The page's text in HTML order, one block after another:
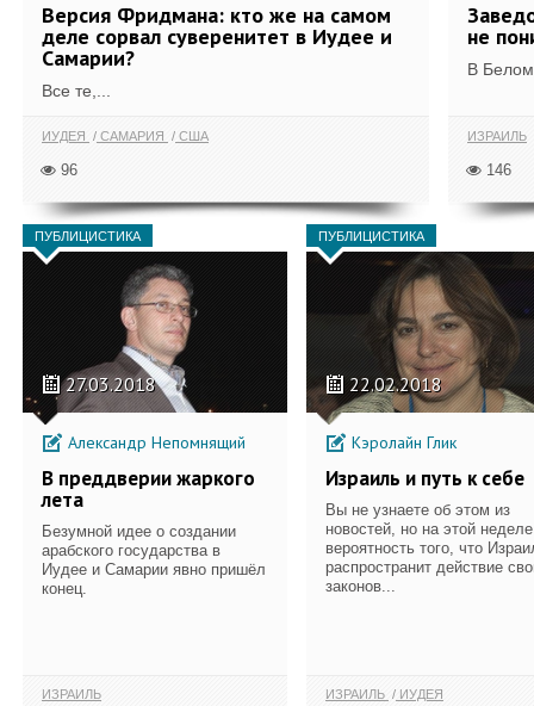
Версия Фридмана: кто же на самом
деле сорвал суверенитет в Иудее и
Самарии?
Все те,...
ИУДЕЯ САМАРИЯ США
96
не
В
ИЗРАИЛЬ
146
ПУБЛИЦИСТИКА
27.03.2018
Александр Непомнящий
В преддверии жаркого
лета
Безумной идее о создании
арабского государства в
Иудее и Самарии явно пришёл
конец.
ИЗРАИЛЬ
ПУБЛИЦИСТИКА
22.02.2018
Кэролайн Глик
Израиль и путь к себе
Вы не узнаете об этом из
новостей, но на этой неделе
вероятность того, что
распространит действие
законов...
ИЗРАИЛЬ ИУДЕЯ